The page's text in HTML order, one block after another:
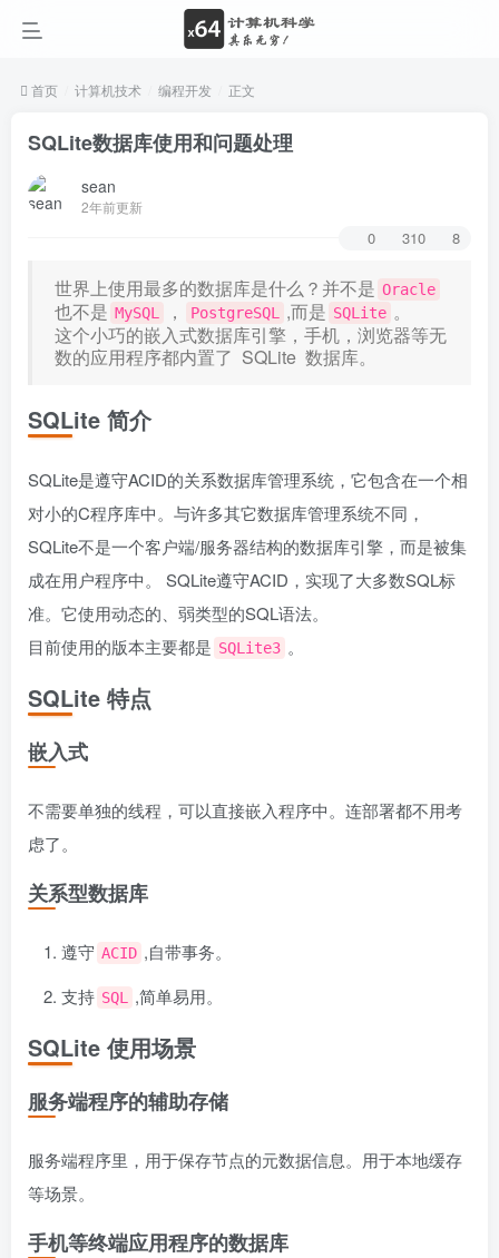
首页 计算机技术 编程开发 正文
SQLite数据库使用和问题处理
sean
2年前更新
0 310 8
世界上使用最多的数据库是什么？并不是 Oracle
也不是 MySQL ， PostgreSQL ,而是 SQLite 。
这个小巧的嵌入式数据库引擎，手机，浏览器等无
数的应用程序都内置了 SQLite 数据库。
SQLite 简介
SQLite是遵守ACID的关系数据库管理系统，它包含在一个相
对小的C程序库中。与许多其它数据库管理系统不同，
SQLite不是一个客户端/服务器结构的数据库引擎，而是被集
成在用户程序中。 SQLite遵守ACID，实现了大多数SQL标
准。它使用动态的、弱类型的SQL语法。
目前使用的版本主要都是 SQLite3 。
SQLite 特点
嵌入式
不需要单独的线程，可以直接嵌入程序中。连部署都不用考
虑了。
关系型数据库
遵守 ACID ,自带事务。
支持 SQL ,简单易用。
SQLite 使用场景
服务端程序的辅助存储
服务端程序里，用于保存节点的元数据信息。用于本地缓存
等场景。
手机等终端应用程序的数据库